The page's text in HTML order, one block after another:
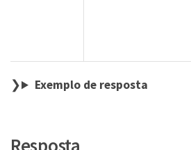
Exemplo de resposta
Resposta